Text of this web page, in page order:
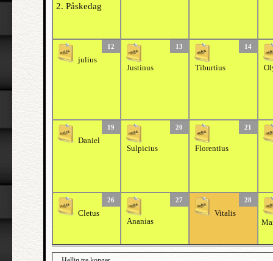
2. Påskedag
12
julius
13
Justinus
14
Tiburtius
19
Daniel
20
Sulpicius
21
Florentius
26
Cletus
27
Ananias
28
Vitalis